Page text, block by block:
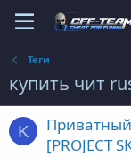
Теги
купить чит
K
[PROJECT